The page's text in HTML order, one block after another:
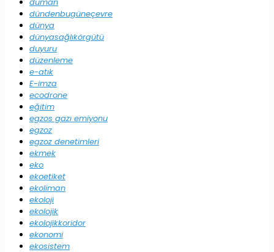
dündenbugüneçevre
dünya
dünyasağlıkörgütü
duyuru
düzenleme
e-atık
E-imza
ecodrone
eğitim
egzos gazı emiyonu
egzoz
egzoz denetimleri
ekmek
eko
ekoetiket
ekoliman
ekoloji
ekolojik
ekolojikkoridor
ekonomi
ekosistem